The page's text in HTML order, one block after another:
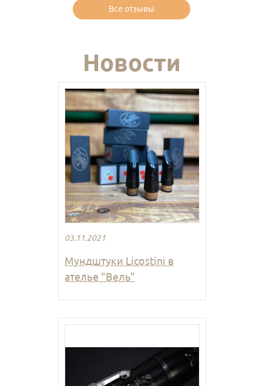
Все отзывы
Новости
03.11.2021
Мундштуки Licostini в
ателье "Вель"